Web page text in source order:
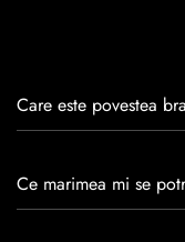
Care este povestea
experiență de peste
Ce marimea mi se